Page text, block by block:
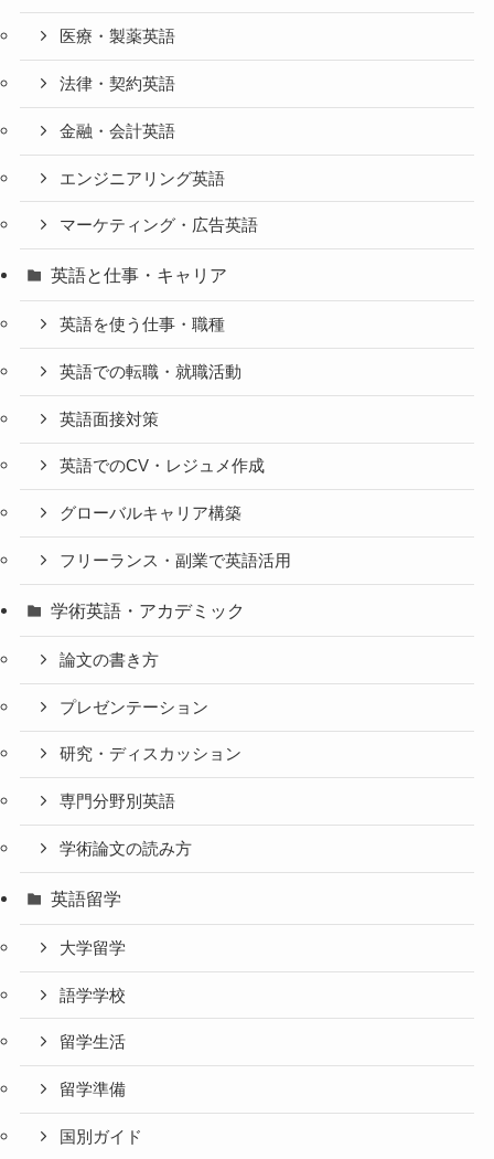
医療・製薬英語
法律・契約英語
金融・会計英語
エンジニアリング英語
マーケティング・広告英語
英語と仕事・キャリア
英語を使う仕事・職種
英語での転職・就職活動
英語面接対策
英語でのCV・レジュメ作成
グローバルキャリア構築
フリーランス・副業で英語活用
学術英語・アカデミック
論文の書き方
プレゼンテーション
研究・ディスカッション
専門分野別英語
学術論文の読み方
英語留学
大学留学
語学学校
留学生活
留学準備
国別ガイド